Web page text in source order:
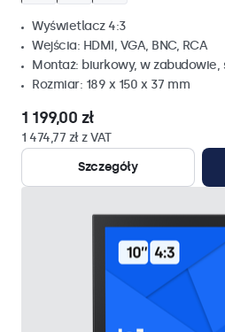
Wyświetlacz 4:3
Wejścia: HDMI, VGA, BNC, RCA
Montaż: biurkowy, w zabudowie,
Rozmiar: 189 x 150 x 37 mm
1 199,00 zł
1 474,77 zł z VAT
Szczegóły